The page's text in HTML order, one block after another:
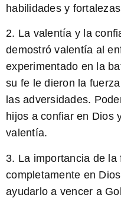
habilidades y
2. La valentía y la
demostró valentía al
experimentado en la
su fe le dieron la
las adversidades.
hijos a confiar en Dios
valentía.
3. La importancia de la
completamente en
ayudarlo a vencer a